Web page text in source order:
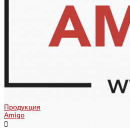
Продукция
Amigo